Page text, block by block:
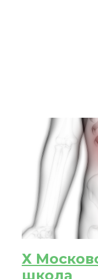
Х
школа